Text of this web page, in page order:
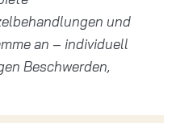
und
an – individuell
Beschwerden,